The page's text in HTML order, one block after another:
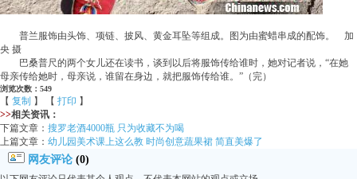
普兰服饰由头饰、项链、披风、黄金耳坠等组成。图为由蜜蜡串成的配饰。 加
央 摄
巴桑普尺的两个女儿还在读书，谈到以后将服饰传给谁时，她对记者说，“在她
母亲传给她时，母亲说，谁留在身边，就把服饰传给谁。”（完）
浏览次数：549
【 复制 】 【 打印 】
>>相关资讯：
下篇文章： 搜罗老酒4000瓶 只为收藏不为喝
上篇文章： 幼儿园美术课上这么教 时尚创意蔬果裙 简直美爆了
网友评论 (0)